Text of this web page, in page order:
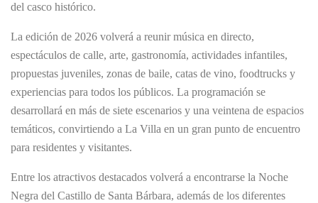
del casco histórico.
La edición de 2026 volverá a reunir música en directo,
espectáculos de calle, arte, gastronomía, actividades infantiles,
propuestas juveniles, zonas de baile, catas de vino, foodtrucks y
experiencias para todos los públicos. La programación se
desarrollará en más de siete escenarios y una veintena de espacios
temáticos, convirtiendo a La Villa en un gran punto de encuentro
para residentes y visitantes.
Entre los atractivos destacados volverá a encontrarse la Noche
Negra del Castillo de Santa Bárbara, además de los diferentes